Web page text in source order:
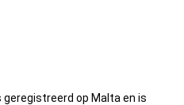
op Malta en is